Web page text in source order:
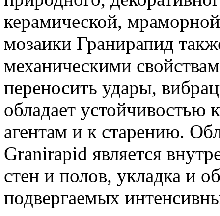
керамической,
мозаики Гранирапид
механическими
переносить удары,
обладает
агентам и к старению.
Granirapid является
стен и полов, укладка и
подвергаемых